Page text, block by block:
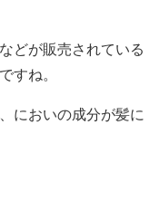
どが販売されている
すね。
においの成分が髪に